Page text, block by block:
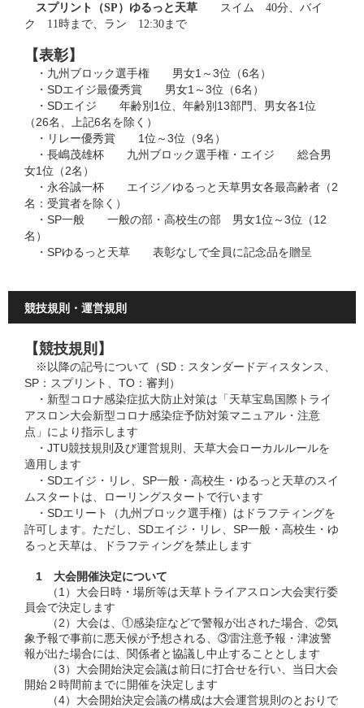
スプリント（SP）ゆるっと天草 スイム 40分、バイ
ク 11時まで、ラン 12:30まで
【表彰】
・九州ブロック選手権 男女1～3位（6名）
・SDエイジ最優秀賞 男女1～3位（6名）
・SDエイジ 年齢別1位、年齢別13部門、男女各1位
（26名、上記6名を除く）
・リレー優秀賞 1位～3位（9名）
・長嶋茂雄杯 九州ブロック選手権・エイジ 総合男
女1位（2名）
・永谷誠一杯 エイジ／ゆるっと天草男女各最高齢者（2
名：受賞者を除く）
・SP一般 一般の部・高校生の部 男女1位～3位（12
名）
・SPゆるっと天草 表彰なしで全員に記念品を贈呈
競技規則・運営規則
【競技規則】
※以降の記号について（SD：スタンダードディスタンス、
SP：スプリント、TO：審判）
・新型コロナ感染症拡大防止対策は「天草宝島国際トライ
アスロン大会新型コロナ感染症予防対策マニュアル・注意
点」により指示します
・JTU競技規則及び運営規則、天草大会ローカルルールを
適用します
・SDエイジ・リレ、SP一般・高校生・ゆるっと天草のスイ
ムスタートは、ローリングスタートで行います
・SDエリート（九州ブロック選手権）はドラフティングを
許可します。ただし、SDエイジ・リレ、SP一般・高校生・ゆ
るっと天草は、ドラフティングを禁止します
1 大会開催決定について
（1）大会日時・場所等は天草トライアスロン大会実行委
員会で決定します
（2）大会は、①感染症などで警報が出された場合、②気
象予報で事前に悪天候が予想される、③雷注意予報・津波警
報が出た場合には、関係者と協議し中止することとします
（3）大会開始決定会議は前日に打合せを行い、当日大会
開始２時間前までに開催を決定します
（4）大会開始決定会議の構成は大会運営規則のとおりで